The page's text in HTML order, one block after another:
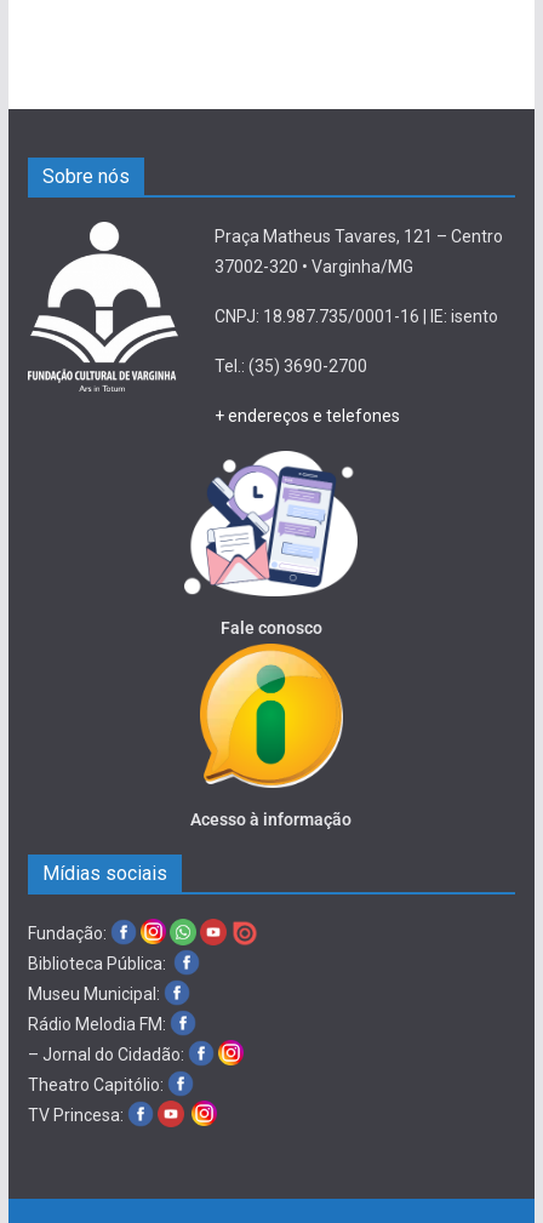
Sobre nós
Praça Matheus Tavares, 121 – Centro
37002-320 • Varginha/MG
CNPJ: 18.987.735/0001-16 | IE: isento
Tel.: (35) 3690-2700
+ endereços e telefones
Fale conosco
Acesso à informação
Mídias sociais
Fundação:
Biblioteca Pública:
Museu Municipal:
Rádio Melodia FM:
– Jornal do Cidadão:
Theatro Capitólio:
TV Princesa: